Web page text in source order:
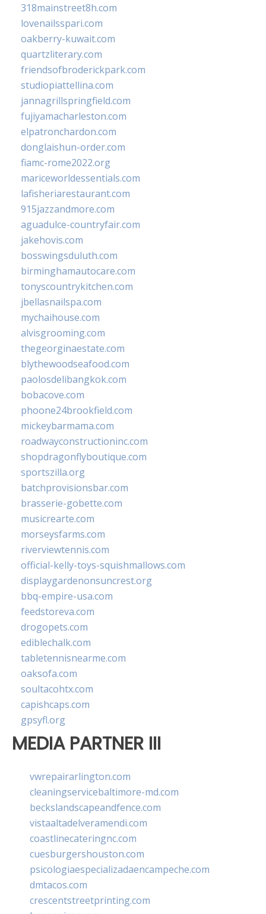
318mainstreet8h.com
lovenailsspari.com
oakberry-kuwait.com
quartzliterary.com
friendsofbroderickpark.com
studiopiattellina.com
jannagrillspringfield.com
fujiyamacharleston.com
elpatronchardon.com
donglaishun-order.com
fiamc-rome2022.org
mariceworldessentials.com
lafisheriarestaurant.com
915jazzandmore.com
aguadulce-countryfair.com
jakehovis.com
bosswingsduluth.com
birminghamautocare.com
tonyscountrykitchen.com
jbellasnailspa.com
mychaihouse.com
alvisgrooming.com
thegeorginaestate.com
blythewoodseafood.com
paolosdelibangkok.com
bobacove.com
phoone24brookfield.com
mickeybarmama.com
roadwayconstructioninc.com
shopdragonflyboutique.com
sportszilla.org
batchprovisionsbar.com
brasserie-gobette.com
musicrearte.com
morseysfarms.com
riverviewtennis.com
official-kelly-toys-squishmallows.com
displaygardenonsuncrest.org
bbq-empire-usa.com
feedstoreva.com
drogopets.com
ediblechalk.com
tabletennisnearme.com
oaksofa.com
soultacohtx.com
capishcaps.com
gpsyfl.org
MEDIA PARTNER III
vwrepairarlington.com
cleaningservicebaltimore-md.com
beckslandscapeandfence.com
vistaaltadelveramendi.com
coastlinecateringnc.com
cuesburgershouston.com
psicologiaespecializadaencampeche.com
dmtacos.com
crescentstreetprinting.com